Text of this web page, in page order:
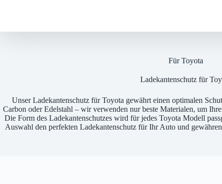
Für Toyota
Ladekantenschutz für
Unser Ladekantenschutz für Toyota gewährt einen optimalen
Carbon oder Edelstahl – wir verwenden nur beste Materialen, um
Die Form des Ladekantenschutzes wird für jedes Toyota Modell
Auswahl den perfekten Ladekantenschutz für Ihr Auto und